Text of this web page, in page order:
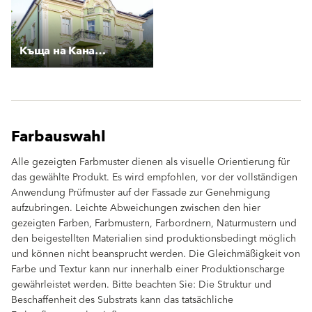
Къща на Каназирев
Farbauswahl
Alle gezeigten Farbmuster dienen als visuelle Orientierung für
das gewählte Produkt. Es wird empfohlen, vor der vollständigen
Anwendung Prüfmuster auf der Fassade zur Genehmigung
aufzubringen. Leichte Abweichungen zwischen den hier
gezeigten Farben, Farbmustern, Farbordnern, Naturmustern und
den beigestellten Materialien sind produktionsbedingt möglich
und können nicht beansprucht werden. Die Gleichmäßigkeit von
Farbe und Textur kann nur innerhalb einer Produktionscharge
gewährleistet werden. Bitte beachten Sie: Die Struktur und
Beschaffenheit des Substrats kann das tatsächliche